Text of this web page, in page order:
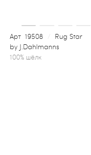
19508
Rug Star
by J.Dahlmanns